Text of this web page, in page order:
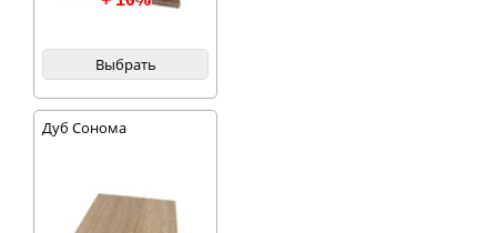
Выбрать
Дуб Сонома